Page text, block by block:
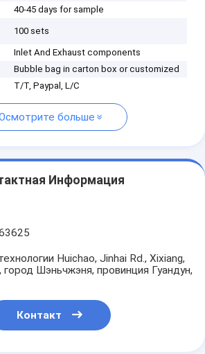
40-45 days for sample
100 sets
Inlet And Exhaust components
Bubble bag in carton box or customized
T/T, Paypal, L/C
больше
Информация
Huichao, Jinhai Rd., Xixiang,
город Шэньчжэня, провинция Гуандун,
Контакт